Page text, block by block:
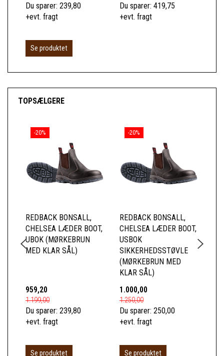
Du sparer: 239,80
+evt. fragt
Se produktet
Du sparer: 419,75
+evt. fragt
TOPSÆLGERE
-20%
REDBACK BONSALL,
CHELSEA LÆDER BOOT,
UBOK (MØRKEBRUN
MED KLAR SÅL)
959,20
1.199,00
Du sparer: 239,80
+evt. fragt
Se produktet
-20%
REDBACK BONSALL,
CHELSEA LÆDER BOOT,
USBOK
SIKKERHEDSSTØVLE
(MØRKEBRUN MED
KLAR SÅL)
1.000,00
1.250,00
Du sparer: 250,00
+evt. fragt
Se produktet